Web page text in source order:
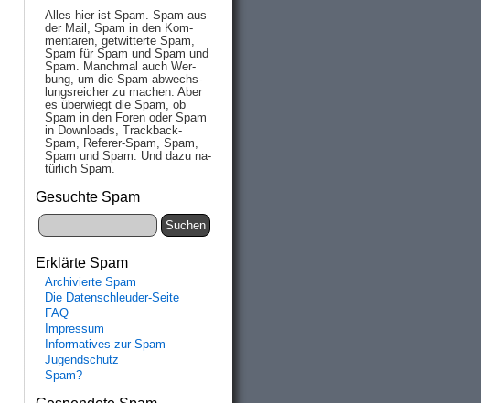
Alles hier ist Spam. Spam aus
der Mail, Spam in den Kom­
men­taren, ge­twit­ter­te Spam,
Spam für Spam und Spam und
Spam. Manch­mal auch Wer­
bung, um die Spam ab­wechs­
lungs­reich­er zu mach­en. Aber
es über­wiegt die Spam, ob
Spam in den Fo­ren oder Spam
in Down­loads, Track­back-
Spam, Re­fe­rer-Spam, Spam,
Spam und Spam. Und da­zu na­
tür­lich Spam.
Gesuchte Spam
Erklärte Spam
Archivierte Spam
Die Datenschleuder-Seite
FAQ
Impressum
Informatives zur Spam
Jugendschutz
Spam?